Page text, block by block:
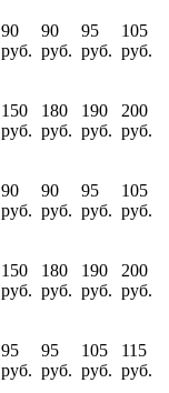
90
руб.
90
руб.
95
руб.
105
руб.
150
руб.
180
руб.
190
руб.
200
руб.
90
руб.
90
руб.
95
руб.
105
руб.
150
руб.
180
руб.
190
руб.
200
руб.
95
руб.
95
руб.
105
руб.
115
руб.